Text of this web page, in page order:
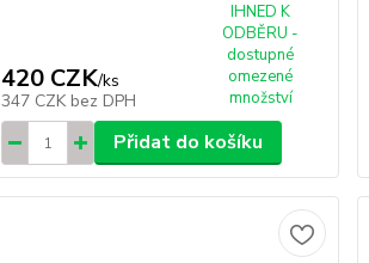
420 CZK/ks
347 CZK bez DPH
IHNED K
ODBĚRU -
dostupné
omezené
množství
Přidat do košíku